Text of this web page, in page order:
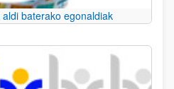
baterako egonaldiak